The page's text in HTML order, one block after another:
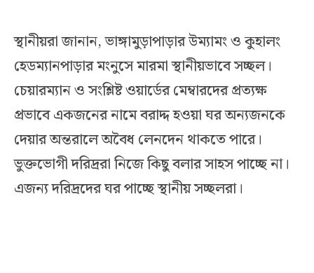
স্থানীয়রা জানান, ভাঙ্গামুড়াপাড়ার উম্যামং ও কুহালং
হেডম্যানপাড়ার মংনুসে মারমা স্থানীয়ভাবে সচ্ছল।
চেয়ারম্যান ও সংশ্লিষ্ট ওয়ার্ডের মেম্বারদের প্রত্যক্ষ
প্রভাবে একজনের নামে বরাদ্দ হওয়া ঘর অন্যজনকে
দেয়ার অন্তরালে অবৈধ লেনদেন থাকতে পারে।
ভুক্তভোগী দরিদ্ররা নিজে কিছু বলার সাহস পাচ্ছে না।
এজন্য দরিদ্রদের ঘর পাচ্ছে স্থানীয় সচ্ছলরা।